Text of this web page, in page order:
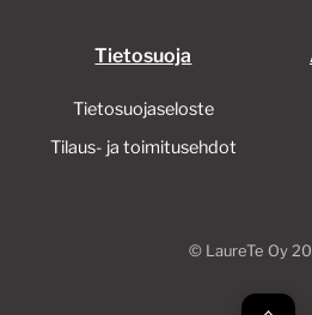
Tietosuoja
Tietosuojaseloste
Tilaus- ja toimitusehdot
© LaureTe Oy